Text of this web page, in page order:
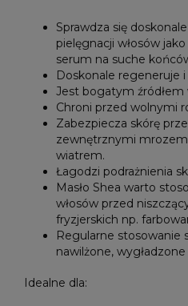
Sprawdza się
pielęgnacji włosów
serum na suche
Doskonale regeneruje
Jest bogatym źródłem
Chroni przed wolnymi
Zabezpiecza skórę
zewnętrznymi
wiatrem.
Łagodzi podrażnienia
Masło Shea warto
włosów przed
fryzjerskich np.
Regularne stosowanie
nawilżone,
Idealne dla: